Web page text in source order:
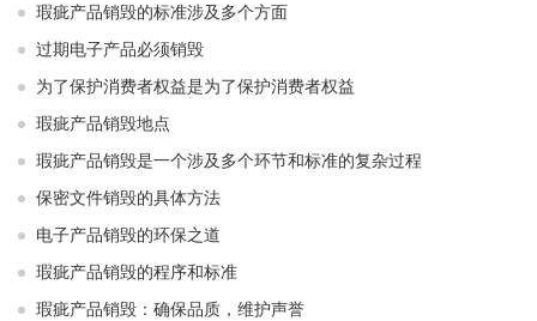
瑕疵产品销毁的标准涉及多个方面
过期电子产品必须销毁
为了保护消费者权益是为了保护消费者权益
瑕疵产品销毁地点
瑕疵产品销毁是一个涉及多个环节和标准的复杂过程
保密文件销毁的具体方法
电子产品销毁的环保之道
瑕疵产品销毁的程序和标准
瑕疵产品销毁：确保品质，维护声誉